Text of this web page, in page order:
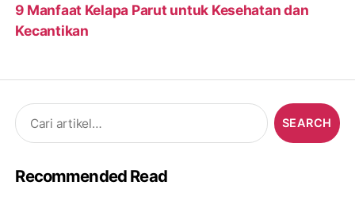
9 Manfaat Kelapa Parut untuk Kesehatan dan
Kecantikan
Search
for:
Recommended Read